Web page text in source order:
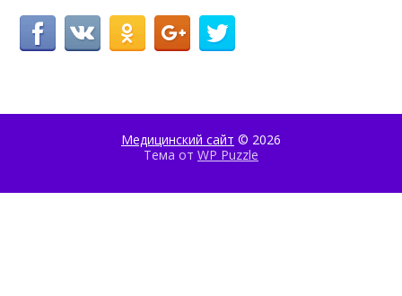
Медицинский сайт © 2026
Тема от WP Puzzle